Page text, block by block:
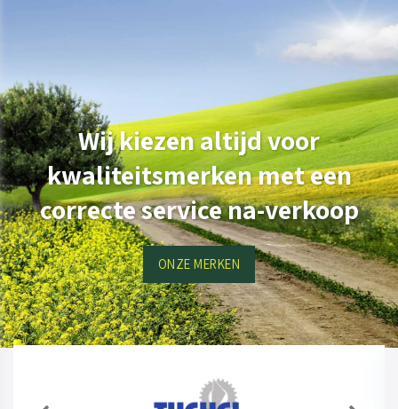
Wij kiezen altijd voor
kwaliteitsmerken met een
correcte service na-verkoop
ONZE MERKEN